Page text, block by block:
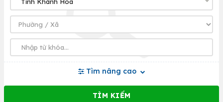
Tìm nâng cao